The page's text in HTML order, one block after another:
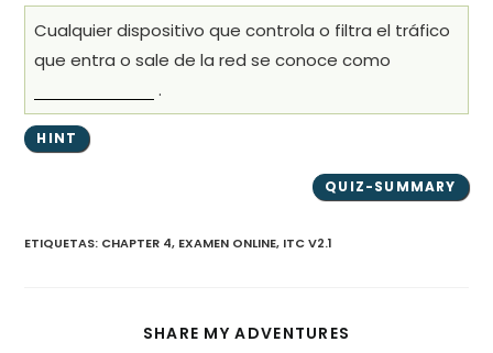
Cualquier dispositivo que controla o filtra el tráfico
que entra o sale de la red se conoce como
.
ETIQUETAS: CHAPTER 4, EXAMEN ONLINE, ITC V2.1
SHARE MY ADVENTURES